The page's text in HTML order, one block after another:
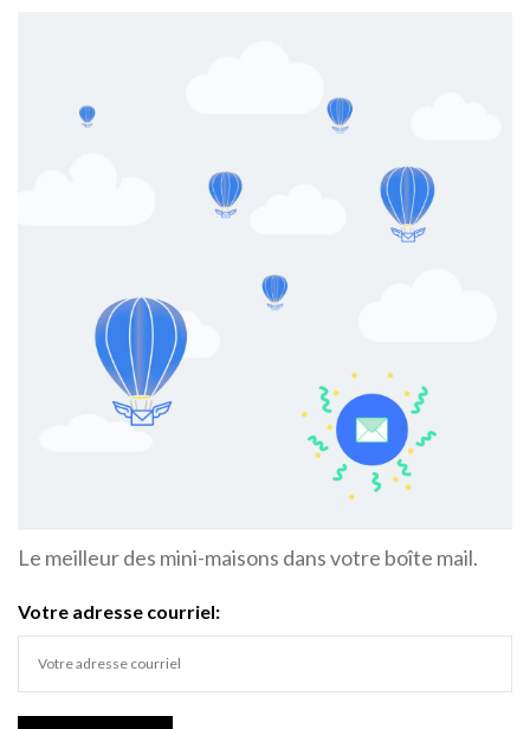
Le meilleur des mini-maisons dans votre boîte mail.
Votre adresse courriel: